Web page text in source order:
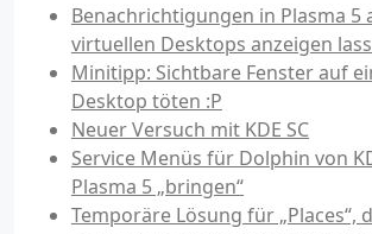
Benachrichtigungen in Plasma 5
virtuellen Desktops anzeigen
Minitipp: Sichtbare Fenster auf
Desktop töten :P
Neuer Versuch mit KDE SC
Service Menüs für Dolphin von
Plasma 5 „bringen“
Temporäre Lösung für „Places“,